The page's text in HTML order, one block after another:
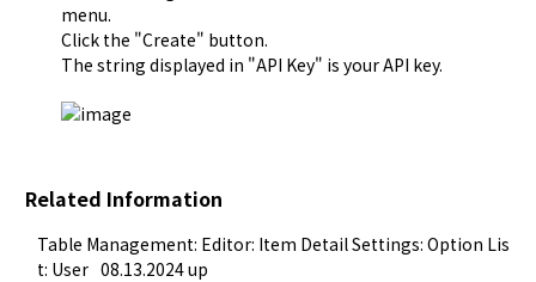
menu.
Click the "Create" button.
The string displayed in "API Key" is your API key.
Related Information
Table Management: Editor: Item Detail Settings: Option Lis
t: User 08.13.2024 up